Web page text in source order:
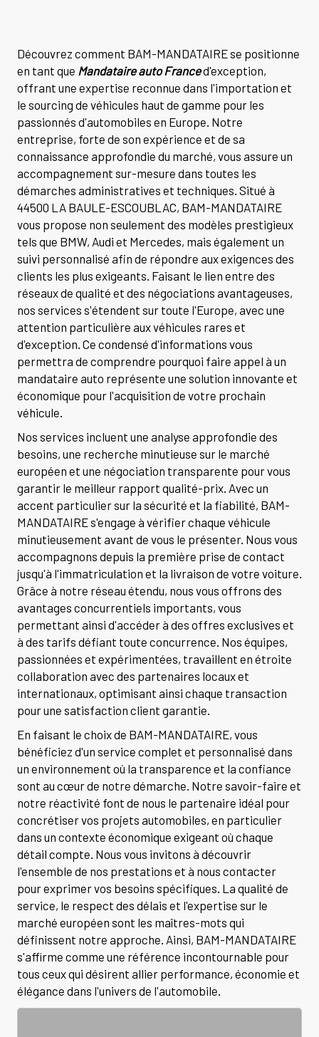
Découvrez comment BAM-MANDATAIRE se positionne
en tant que Mandataire auto Franced'exception,
offrant une expertise reconnue dans l'importation et
le sourcing de véhicules haut de gamme pour les
passionnés d'automobiles en Europe. Notre
entreprise, forte de son expérience et de sa
connaissance approfondie du marché, vous assure un
accompagnement sur-mesure dans toutes les
démarches administratives et techniques. Situé à
44500 LA BAULE-ESCOUBLAC, BAM-MANDATAIRE
vous propose non seulement des modèles prestigieux
tels que BMW, Audi et Mercedes, mais également un
suivi personnalisé afin de répondre aux exigences des
clients les plus exigeants. Faisant le lien entre des
réseaux de qualité et des négociations avantageuses,
nos services s'étendent sur toute l'Europe, avec une
attention particulière aux véhicules rares et
d'exception. Ce condensé d'informations vous
permettra de comprendre pourquoi faire appel à un
mandataire auto représente une solution innovante et
économique pour l'acquisition de votre prochain
véhicule.
Nos services incluent une analyse approfondie des
besoins, une recherche minutieuse sur le marché
européen et une négociation transparente pour vous
garantir le meilleur rapport qualité-prix. Avec un
accent particulier sur la sécurité et la fiabilité, BAM-
MANDATAIRE s'engage à vérifier chaque véhicule
minutieusement avant de vous le présenter. Nous vous
accompagnons depuis la première prise de contact
jusqu'à l'immatriculation et la livraison de votre voiture.
Grâce à notre réseau étendu, nous vous offrons des
avantages concurrentiels importants, vous
permettant ainsi d'accéder à des offres exclusives et
à des tarifs défiant toute concurrence. Nos équipes,
passionnées et expérimentées, travaillent en étroite
collaboration avec des partenaires locaux et
internationaux, optimisant ainsi chaque transaction
pour une satisfaction client garantie.
En faisant le choix de BAM-MANDATAIRE, vous
bénéficiez d'un service complet et personnalisé dans
un environnement où la transparence et la confiance
sont au cœur de notre démarche. Notre savoir-faire et
notre réactivité font de nous le partenaire idéal pour
concrétiser vos projets automobiles, en particulier
dans un contexte économique exigeant où chaque
détail compte. Nous vous invitons à découvrir
l'ensemble de nos prestations et à nous contacter
pour exprimer vos besoins spécifiques. La qualité de
service, le respect des délais et l'expertise sur le
marché européen sont les maîtres-mots qui
définissent notre approche. Ainsi, BAM-MANDATAIRE
s'affirme comme une référence incontournable pour
tous ceux qui désirent allier performance, économie et
élégance dans l'univers de l'automobile.